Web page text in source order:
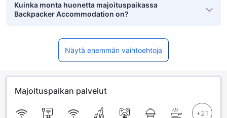
Kuinka monta huonetta majoituspaikassa
Backpacker Accommodation on?
Näytä enemmän vaihtoehtoja
Majoituspaikan palvelut